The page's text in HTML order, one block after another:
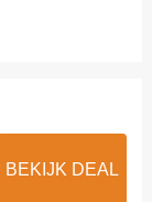
BEKIJK DEAL